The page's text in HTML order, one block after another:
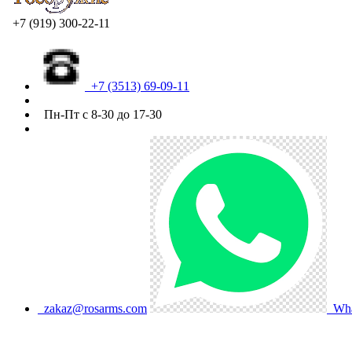
+7 (919) 300-22-11
+7 (3513) 69-09-11
Пн-Пт с 8-30 до 17-30
zakaz@rosarms.com